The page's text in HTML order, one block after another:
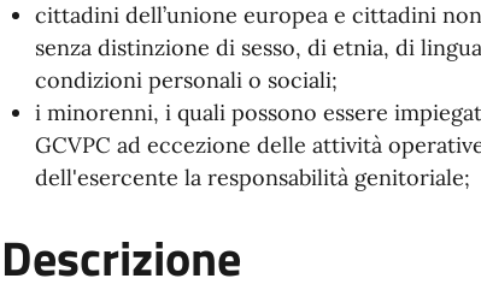
cittadini dell’unione europea e cittadini
senza distinzione di sesso, di etnia, di
condizioni personali o sociali;
i minorenni, i quali possono essere
GCVPC ad eccezione delle attività
dell'esercente la responsabilità genitoriale;
Descrizione